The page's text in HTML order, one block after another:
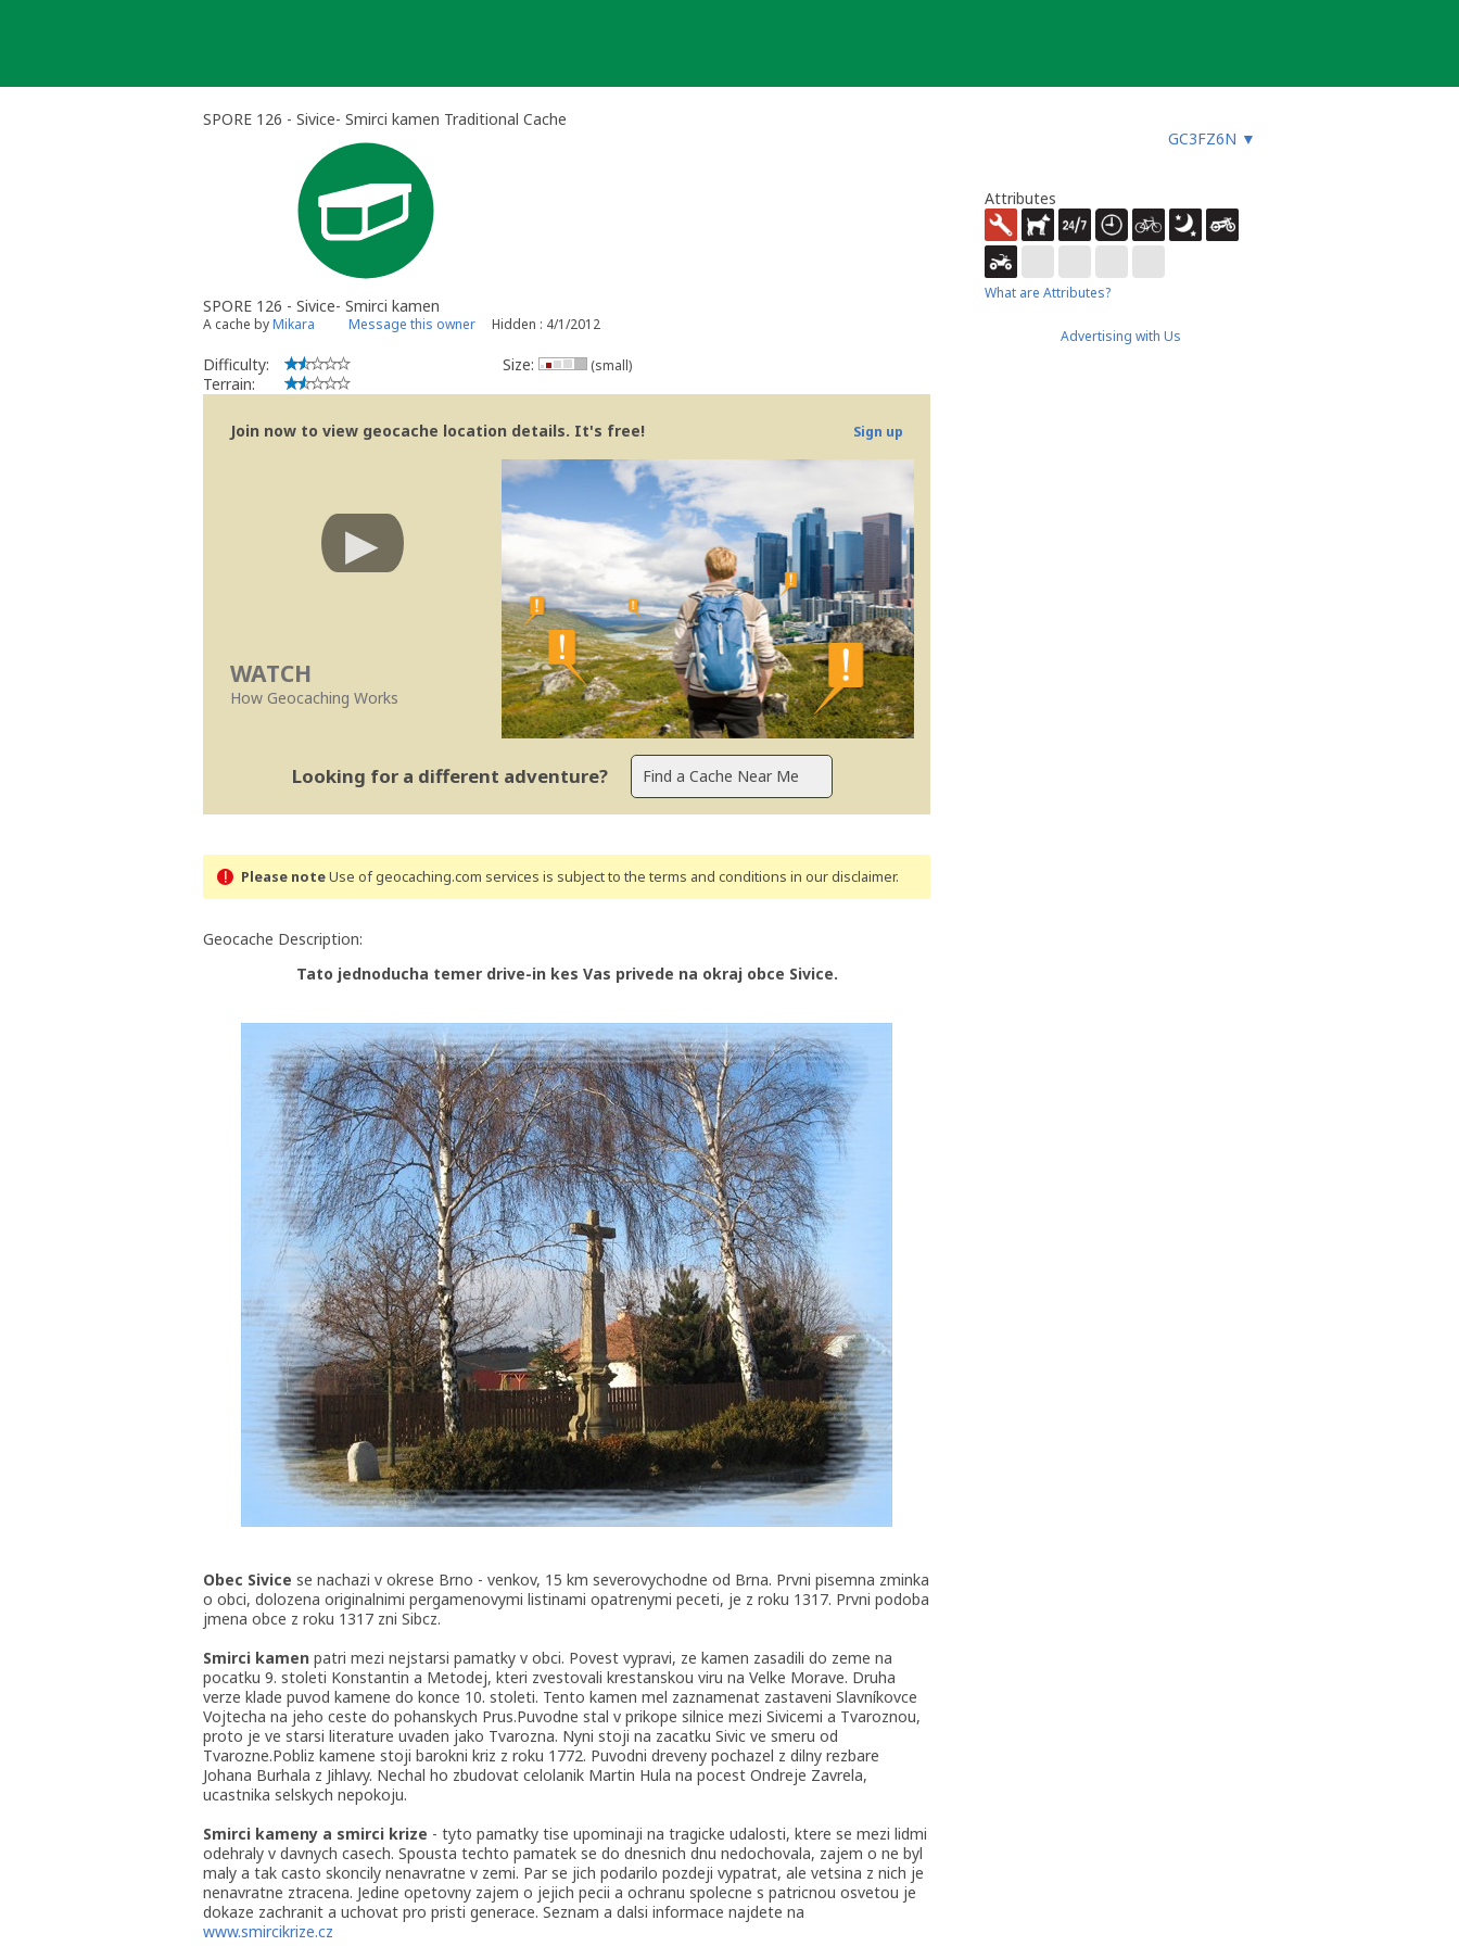
SPORE 126 - Sivice- Smirci kamen Traditional Cache
GC3FZ6N ▼
SPORE 126 - Sivice- Smirci kamen
A cache byMikara Message this owner Hidden : 4/1/2012
Difficulty:
Terrain:
Size: (small)
Join now to view geocache location details. It's free! Sign up
WATCH
How Geocaching Works
Looking for a different adventure?
Please noteUse of geocaching.com services is subject to the terms and conditions in our disclaimer.
Geocache Description:
Tato jednoducha temer drive-in kes Vas privede na okraj obce Sivice.
Obec Sivice se nachazi v okrese Brno - venkov, 15 km severovychodne od Brna. Prvni pisemna zminka
o obci, dolozena originalnimi pergamenovymi listinami opatrenymi peceti, je z roku 1317. Prvni podoba
jmena obce z roku 1317 zni Sibcz.
Smirci kamen patri mezi nejstarsi pamatky v obci. Povest vypravi, ze kamen zasadili do zeme na
pocatku 9. stoleti Konstantin a Metodej, kteri zvestovali krestanskou viru na Velke Morave. Druha
verze klade puvod kamene do konce 10. stoleti. Tento kamen mel zaznamenat zastaveni Slavníkovce
Vojtecha na jeho ceste do pohanskych Prus.Puvodne stal v prikope silnice mezi Sivicemi a Tvaroznou,
proto je ve starsi literature uvaden jako Tvarozna. Nyni stoji na zacatku Sivic ve smeru od
Tvarozne.Pobliz kamene stoji barokni kriz z roku 1772. Puvodni dreveny pochazel z dilny rezbare
Johana Burhala z Jihlavy. Nechal ho zbudovat celolanik Martin Hula na pocest Ondreje Zavrela,
ucastnika selskych nepokoju.
Smirci kameny a smirci krize - tyto pamatky tise upominaji na tragicke udalosti, ktere se mezi lidmi
odehraly v davnych casech. Spousta techto pamatek se do dnesnich dnu nedochovala, zajem o ne byl
maly a tak casto skoncily nenavratne v zemi. Par se jich podarilo pozdeji vypatrat, ale vetsina z nich je
nenavratne ztracena. Jedine opetovny zajem o jejich pecii a ochranu spolecne s patricnou osvetou je
dokaze zachranit a uchovat pro pristi generace. Seznam a dalsi informace najdete na
www.smircikrize.cz
Attributes
What are Attributes?
Advertising with Us